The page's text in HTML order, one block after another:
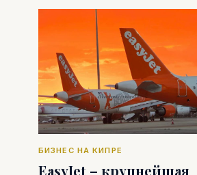
БИЗНЕС НА КИПРЕ
EasyJet – крупнейшая